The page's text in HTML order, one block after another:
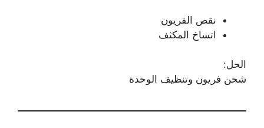
نقص الفريون
اتساخ المكثف
الحل:
شحن فريون وتنظيف الوحدة